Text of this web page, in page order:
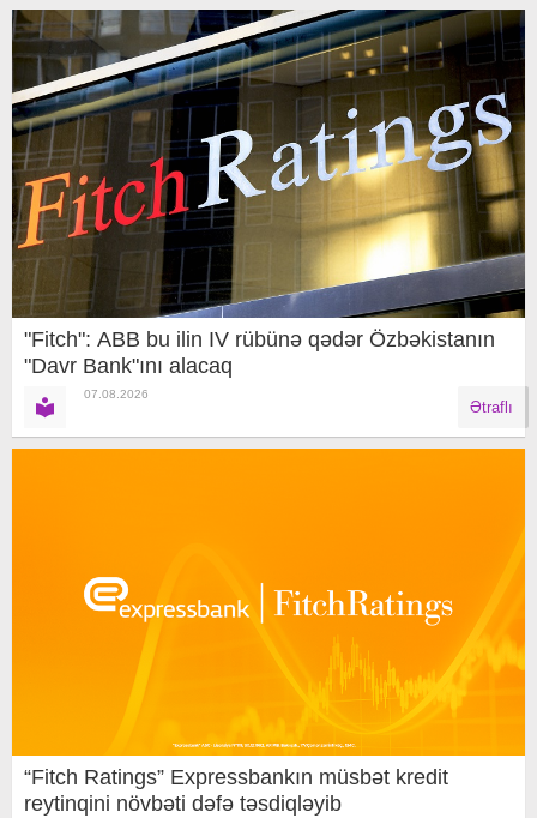
"Fitch": ABB bu ilin IV rübünə qədər Özbəkistanın
"Davr Bank"ını alacaq
07.08.2026
Ətraflı
“Fitch Ratings” Expressbankın müsbət kredit
reytinqini növbəti dəfə təsdiqləyib